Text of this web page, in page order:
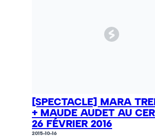
[SPECTACLE] MARA
+ MAUDE AUDET AU
26 FÉVRIER 2016
2015-10-16